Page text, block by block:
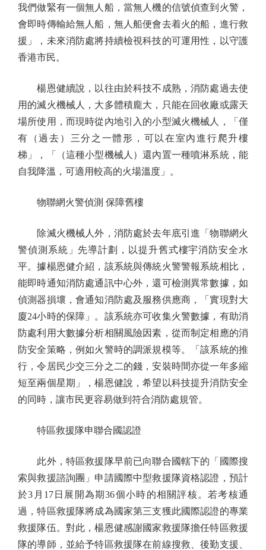
我們做緊有一個無人船，當無人機的信號偵查到火警，
會即時傳輸給無人船，無人船便會去着火的船，進行救
援」，未來消防處將持續檢視科技的可運用性，以守護
香港市民。
楊恩健續說，以往由於科技不成熟，消防處過去使
用的滅火機械人，大多體積龐大，只能在回收廠或露天
場所使用，而現時從內地引入的小型滅火機械人，「僅
有（過去）三分之一體形，可以在室內進行爬升樓
梯」，「（這種小型機械人）還內置一種噴淋系統，能
自我降溫，可適用較高的火場溫度」。
物聯網火警偵測 保障舊樓
除滅火機械人外，消防處於去年底引進「物聯網火
警偵測系統」先導計劃，以提升舊式樓宇消防安全水
平。據楊恩健介紹，該系統與傳統火警警報系統相比，
能即時通知消防處通訊中心外，還可檢測異常數據，如
偵測器損壞，會通知消防處及服務供應商，「實現對大
廈24小時的保障」。該系統亦可收集火警數據，有助消
防處利用大數據分析相關風險因素，從而制定相應的消
防安全策略，例如火警時的調派規模等。「該系統的推
行，令居民少交三分之二的錢，安裝時間亦從一年多縮
短至兩個星期」，楊恩健說，希望以科技提升消防安全
的同時，讓市民更容易做到符合消防處規管。
特區救援隊申聯合國認證
此外，特區救援隊早前已向聯合國轄下的「國際搜
索與救援諮詢團」申請國際中型救援隊資格認證，預計
於3月17日展開為期36個小時的相關評核。若考核通
過，特區救援隊將成為國家第三支獲此國際認證的專業
救援隊伍。對此，楊恩健感謝國家救援隊擔任特區救援
隊的導師，並給予特區救援隊在前線搜救、後勤支援、